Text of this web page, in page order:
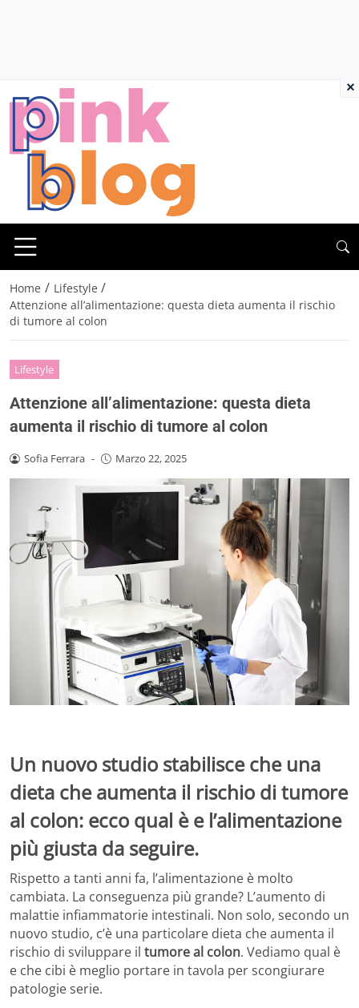
Home / Lifestyle /
Attenzione all’alimentazione: questa dieta aumenta il rischio
di tumore al colon
Lifestyle
Attenzione all’alimentazione: questa dieta
aumenta il rischio di tumore al colon
Sofia Ferrara - Marzo 22, 2025
Un nuovo studio stabilisce che una
dieta che aumenta il rischio di tumore
al colon: ecco qual è e l’alimentazione
più giusta da seguire.
Rispetto a tanti anni fa, l’alimentazione è molto
cambiata. La conseguenza più grande? L’aumento di
malattie infiammatorie intestinali. Non solo, secondo un
nuovo studio, c’è una particolare dieta che aumenta il
rischio di sviluppare il tumore al colon. Vediamo qual è
e che cibi è meglio portare in tavola per scongiurare
patologie serie.
×